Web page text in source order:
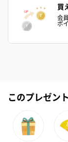
買
会
ポ
このプレゼン